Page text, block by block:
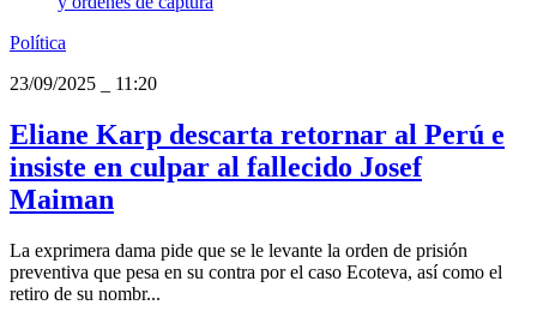
Política
23/09/2025
11:20
Eliane Karp descarta retornar al Perú e
insiste en culpar al fallecido Josef
Maiman
La exprimera dama pide que se le levante la orden de prisión
preventiva que pesa en su contra por el caso Ecoteva, así como el
retiro de su nombr...